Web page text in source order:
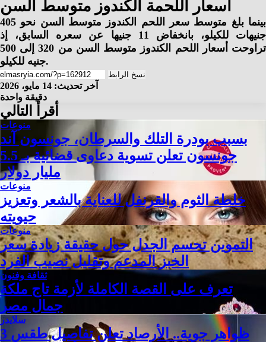
أسعار اللحمة الكندوز متوسط السن
بينما بلغ متوسط سعر اللحم الكندوز متوسط السن نحو 405
جنيهات للكيلو، بانخفاض 11 جنيها عن سعره السابق، إذ
تراوحت أسعار اللحم الكندوز متوسط السن من 320 إلى 500
جنيه للكيلو.
نسخ الرابط
آخر تحديث: 14 مايو، 2026
دقيقة واحدة
أقرأ التالي
منوعات
بسبب بودرة التلك والسرطان، جونسون آند
جونسون تعلن تسوية دعاوى قضائية بـ 5.5
مليار دولار
منوعات
خلطة الثوم والقرنفل للعناية بالشعر وتعزيز
حيويته
منوعات
التموين تحسم الجدل حول حقيقة زيادة سعر
الخبز المدعم وتقليل نصيب الفرد
ثقافة وفنون
تعرف على القصة الكاملة لأزمة تاج ملكة
جمال مصر
سلايدر
3 ظواهر جوية.. الأرصاد تعلن تفاصيل طقس